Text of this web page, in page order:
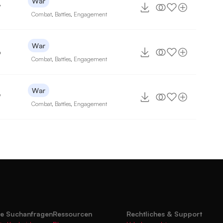
Combat Battles Engagement
War
Combat Battles Engagement
War
Combat Battles Engagement
SuchanfragenRessourcen
Rechtliches & Support